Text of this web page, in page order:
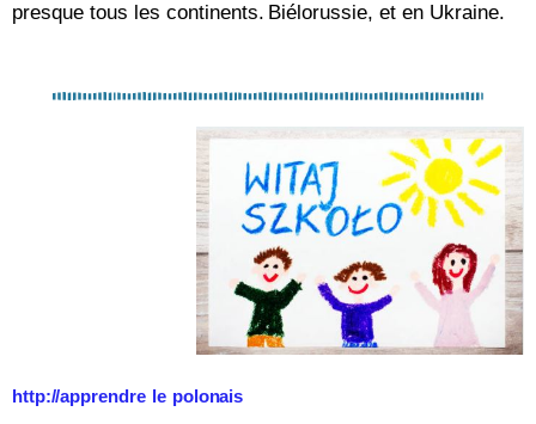
presque tous les continents. Biélorussie, et en Ukraine.
http://apprendre le polonais